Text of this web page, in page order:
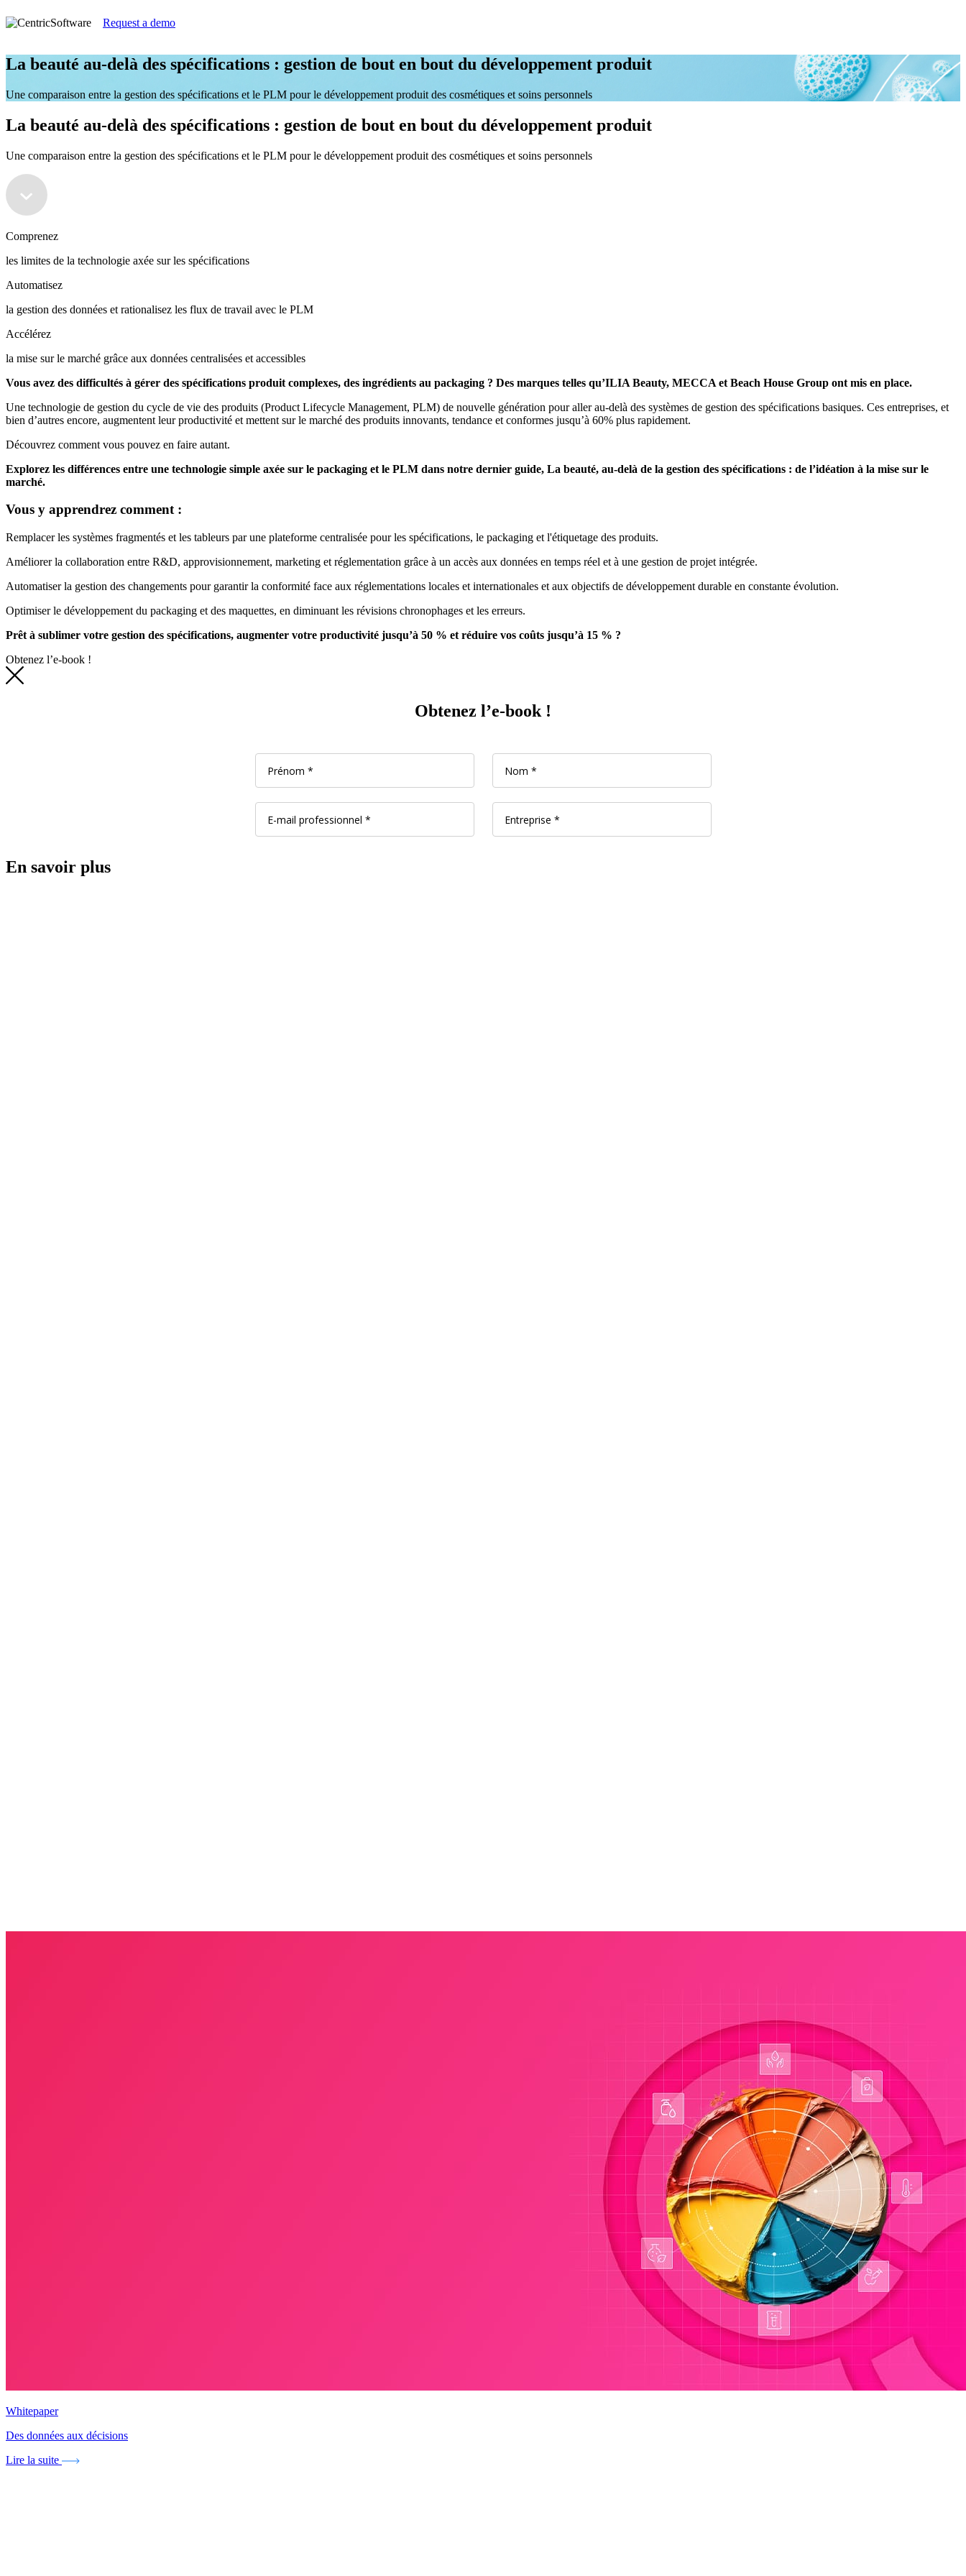
Request a demo
La beauté au-delà des spécifications : gestion de bout en bout du développement produit
Une comparaison entre la gestion des spécifications et le PLM pour le développement produit des cosmétiques et soins personnels
La beauté au-delà des spécifications : gestion de bout en bout du développement produit
Une comparaison entre la gestion des spécifications et le PLM pour le développement produit des cosmétiques et soins personnels
Comprenez
les limites de la technologie axée sur les spécifications
Automatisez
la gestion des données et rationalisez les flux de travail avec le PLM
Accélérez
la mise sur le marché grâce aux données centralisées et accessibles
Vous avez des difficultés à gérer des spécifications produit complexes, des ingrédients au packaging ? Des marques telles qu’ILIA Beauty, MECCA et Beach House Group ont mis en place.
Une technologie de gestion du cycle de vie des produits (Product Lifecycle Management, PLM) de nouvelle génération pour aller au-delà des systèmes de gestion des spécifications basiques. Ces entreprises, et
bien d’autres encore, augmentent leur productivité et mettent sur le marché des produits innovants, tendance et conformes jusqu’à 60% plus rapidement.
Découvrez comment vous pouvez en faire autant.
Explorez les différences entre une technologie simple axée sur le packaging et le PLM dans notre dernier guide, La beauté, au-delà de la gestion des spécifications : de l’idéation à la mise sur le
marché.
Vous y apprendrez comment :
Remplacer les systèmes fragmentés et les tableurs par une plateforme centralisée pour les spécifications, le packaging et l'étiquetage des produits.
Améliorer la collaboration entre R&D, approvisionnement, marketing et réglementation grâce à un accès aux données en temps réel et à une gestion de projet intégrée.
Automatiser la gestion des changements pour garantir la conformité face aux réglementations locales et internationales et aux objectifs de développement durable en constante évolution.
Optimiser le développement du packaging et des maquettes, en diminuant les révisions chronophages et les erreurs.
Prêt à sublimer votre gestion des spécifications, augmenter votre productivité jusqu’à 50 % et réduire vos coûts jusqu’à 15 % ?
Obtenez l’e-book !
Obtenez l’e-book !
En savoir plus
Whitepaper
Des données aux décisions
Lire la suite